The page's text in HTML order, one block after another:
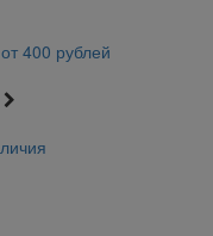
400 рублей